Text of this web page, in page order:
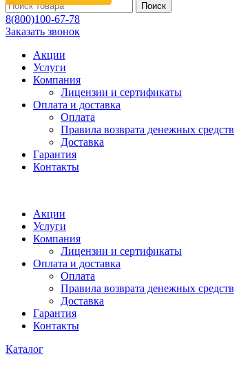
Поиск
8(800)100-67-78
Заказать звонок
Акции
Услуги
Компания
Лицензии и сертификаты
Оплата и доставка
Оплата
Правила возврата денежных средств
Доставка
Гарантия
Контакты
Акции
Услуги
Компания
Лицензии и сертификаты
Оплата и доставка
Оплата
Правила возврата денежных средств
Доставка
Гарантия
Контакты
Каталог